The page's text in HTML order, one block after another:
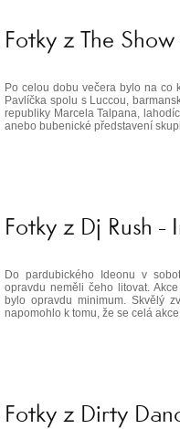
Fotky z The
Po celou dobu večera bylo na co
Pavlíčka spolu s Luccou,
republiky Marcela Talpana,
anebo bubenické představení
Fotky z Dj Rush -
Do pardubického Ideonu v
opravdu neměli čeho litovat.
bylo opravdu minimum. Skvělý
napomohlo k tomu, že se celá
Fotky z Dirty